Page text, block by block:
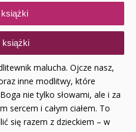
Dane książki
malucha. Ojcze nasz,
inne modlitwy, które
nie tylko słowami, ale i za
sercem i całym ciałem. To
się razem z dzieckiem – w